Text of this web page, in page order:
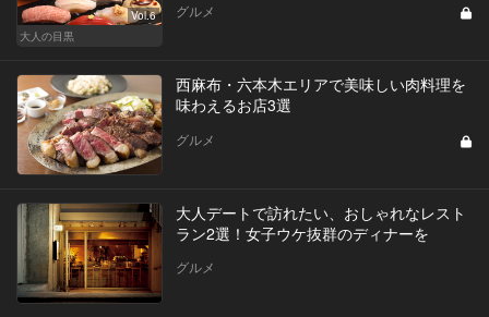
Vol.6
大人の目黒
グルメ
西麻布・六本木エリアで美味しい肉料理を
味わえるお店3選
グルメ
大人デートで訪れたい、おしゃれなレスト
ラン2選！女子ウケ抜群のディナーを
グルメ